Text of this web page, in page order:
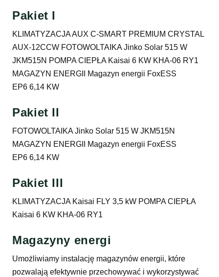
Pakiet I
KLIMATYZACJA AUX C-SMART PREMIUM CRYSTAL
AUX-12CCW FOTOWOLTAIKA Jinko Solar 515 W
JKM515N POMPA CIEPŁA Kaisai 6 KW KHA-06 RY1
MAGAZYN ENERGII Magazyn energii FoxESS
EP6 6,14 KW
Pakiet II
FOTOWOLTAIKA Jinko Solar 515 W JKM515N
MAGAZYN ENERGII Magazyn energii FoxESS
EP6 6,14 KW
Pakiet III
KLIMATYZACJA Kaisai FLY 3,5 kW POMPA CIEPŁA
Kaisai 6 KW KHA-06 RY1
Magazyny energi
Umożliwiamy instalację magazynów energii, które
pozwalają efektywnie przechowywać i wykorzystywać